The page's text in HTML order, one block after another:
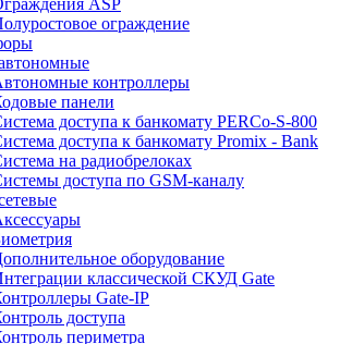
ASP
ограждение
контроллеры
панели
доступа к банкомату PERCo-S-800
доступа к банкомату Promix - Bank
на радиобрелоках
доступа по GSM-каналу
оборудование
классической СКУД Gate
Gate-IP
доступа
периметра